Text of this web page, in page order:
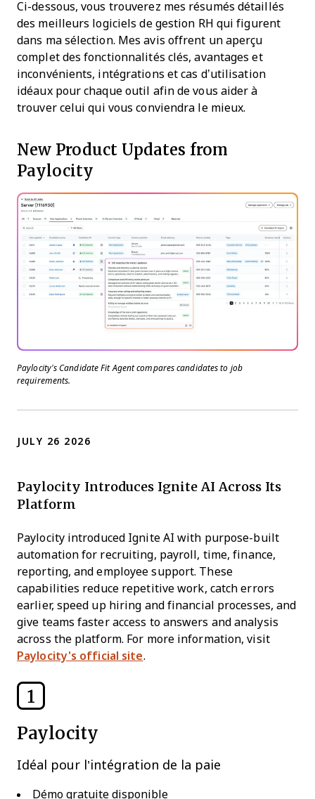
Ci-dessous, vous trouverez mes résumés détaillés
des meilleurs logiciels de gestion RH qui figurent
dans ma sélection. Mes avis offrent un aperçu
complet des fonctionnalités clés, avantages et
inconvénients, intégrations et cas d’utilisation
idéaux pour chaque outil afin de vous aider à
trouver celui qui vous conviendra le mieux.
1
Paylocity
Idéal pour l’intégration de la paie
Démo gratuite disponible
New Product Updates from
Paylocity
Paylocity’s Candidate Fit Agent compares candidates to job
requirements.
JULY 26 2026
Paylocity Introduces Ignite AI Across Its
Platform
Paylocity introduced Ignite AI with purpose-built
automation for recruiting, payroll, time, finance,
reporting, and employee support. These
capabilities reduce repetitive work, catch errors
earlier, speed up hiring and financial processes, and
give teams faster access to answers and analysis
across the platform. For more information, visit
Paylocity's official site.